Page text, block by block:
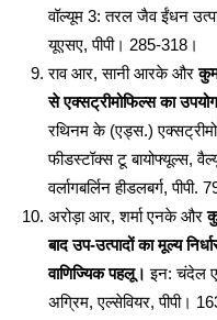
वॉल्यूम 3: तरल जैव ईंधन
यूएसए, पीपी। 285-318।
राव आर, सानी आरके और
से एक्सट्रीमोफिल्स का
रथिनम के (एड्स.)
फीडस्टॉक्स टू बायोफ्यूल्स,
वर्लागबर्लिन हीडलबर्ग, पीपी.
अरोड़ा आर, शर्मा एनके और
बाद उप-उत्पादों का मूल्य
वाणिज्यिक पहलू। इन: चंदेल
अग्रिम, एल्सेवियर, पीपी।